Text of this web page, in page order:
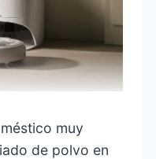
muy
de polvo en